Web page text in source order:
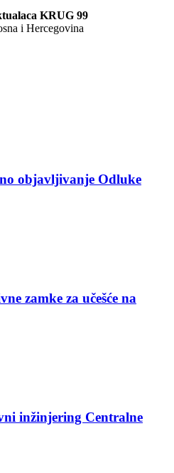
KRUG 99
i Hercegovina
objavljivanje Odluke
zamke za učešće na
inžinjering Centralne